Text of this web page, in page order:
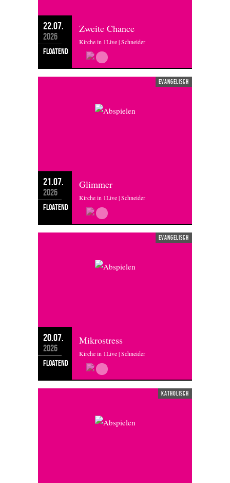
22.07.
2026
floatend
Zweite Chance
Kirche in 1Live | Schneider
evangelisch
21.07.
2026
floatend
Glimmer
Kirche in 1Live | Schneider
evangelisch
20.07.
2026
floatend
Mikrostress
Kirche in 1Live | Schneider
katholisch